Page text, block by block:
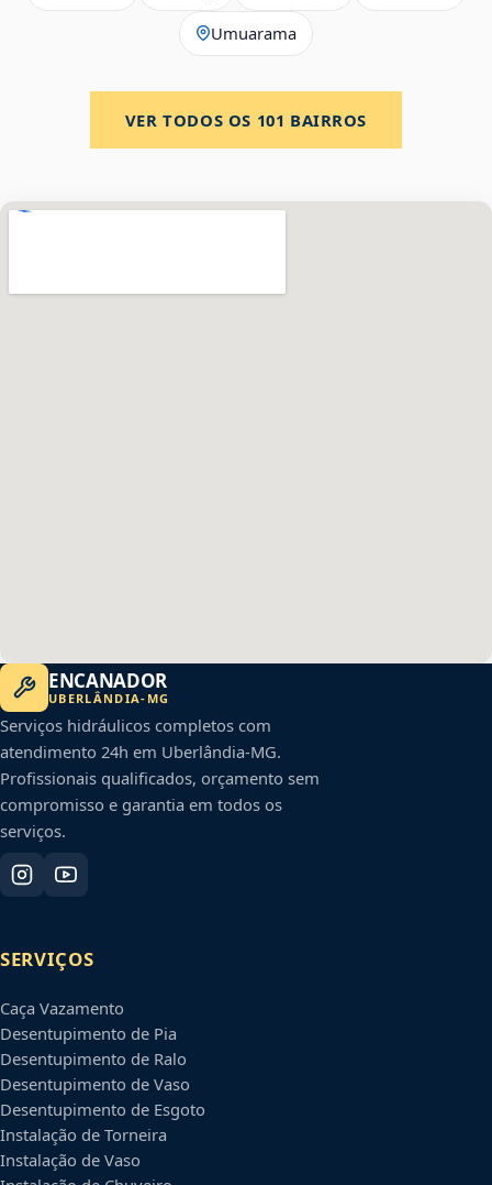
Umuarama
VER TODOS OS 101 BAIRROS
ENCANADOR
UBERLÂNDIA- MG
Serviços hidráulicos completos com
atendimento 24h em Uberlândia-MG.
Profissionais qualificados, orçamento sem
compromisso e garantia em todos os
serviços.
SERVIÇOS
Caça Vazamento
Desentupimento de Pia
Desentupimento de Ralo
Desentupimento de Vaso
Desentupimento de Esgoto
Instalação de Torneira
Instalação de Vaso